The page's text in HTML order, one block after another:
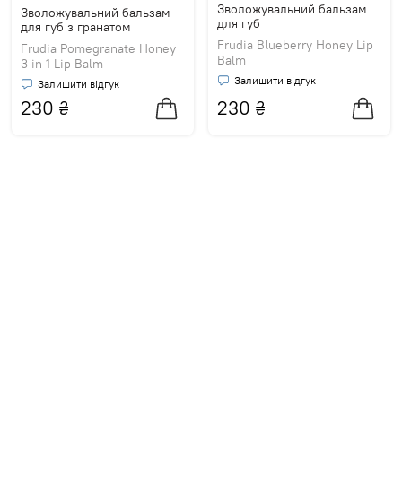
Зволожувальний бальзам
для губ з гранатом
Frudia Pomegranate Honey
3 in 1 Lip Balm
Залишити відгук
230 ₴
Зволожувальний бальзам
для губ
Frudia Blueberry Honey Lip
Balm
Залишити відгук
230 ₴